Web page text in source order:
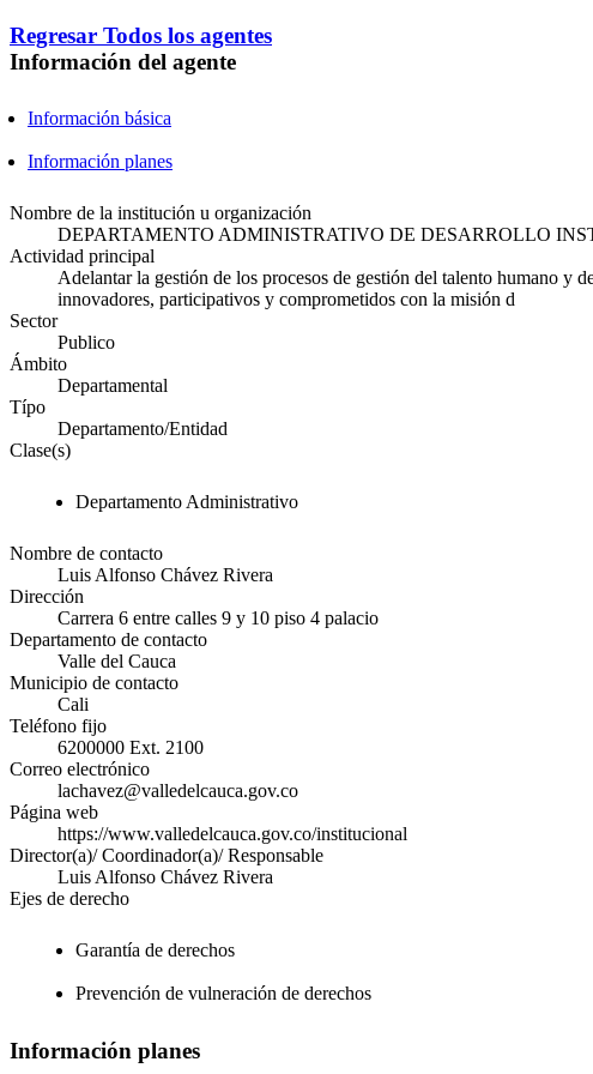
Regresar Todos los agentes
Información del agente
Información básica
Información planes
Nombre de la institución u organización
DEPARTAMENTO ADMINISTRATIVO DE DESARROLLO
Actividad principal
Adelantar la gestión de los procesos de gestión del talento humano y
innovadores, participativos y comprometidos con la misión d
Sector
Publico
Ámbito
Departamental
Típo
Departamento/Entidad
Clase(s)
Departamento Administrativo
Nombre de contacto
Luis Alfonso Chávez Rivera
Dirección
Carrera 6 entre calles 9 y 10 piso 4 palacio
Departamento de contacto
Valle del Cauca
Municipio de contacto
Cali
Teléfono fijo
6200000 Ext. 2100
Correo electrónico
lachavez@valledelcauca.gov.co
Página web
https://www.valledelcauca.gov.co/institucional
Director(a)/ Coordinador(a)/ Responsable
Luis Alfonso Chávez Rivera
Ejes de derecho
Garantía de derechos
Prevención de vulneración de derechos
Información planes